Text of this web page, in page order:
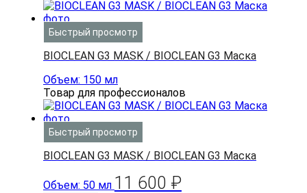
Быстрый просмотр
BIOCLEAN G3 MASK / BIOCLEAN G3 Маска
Объем: 150 мл
Товар для профессионалов
Быстрый просмотр
BIOCLEAN G3 MASK / BIOCLEAN G3 Маска
Объем: 50 мл 11 600 ₽